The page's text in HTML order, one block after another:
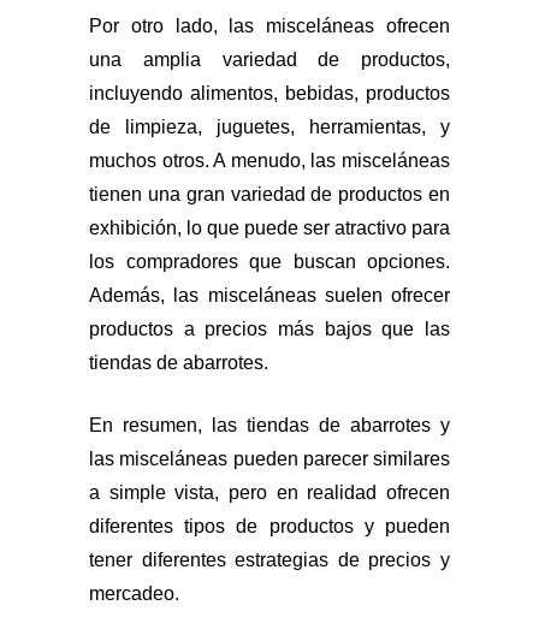
Por otro lado, las misceláneas ofrecen
una amplia variedad de productos,
incluyendo alimentos, bebidas, productos
de limpieza, juguetes, herramientas, y
muchos otros. A menudo, las misceláneas
tienen una gran variedad de productos en
exhibición, lo que puede ser atractivo para
los compradores que buscan opciones.
Además, las misceláneas suelen ofrecer
productos a precios más bajos que las
tiendas de abarrotes.
En resumen, las tiendas de abarrotes y
las misceláneas pueden parecer similares
a simple vista, pero en realidad ofrecen
diferentes tipos de productos y pueden
tener diferentes estrategias de precios y
mercadeo.